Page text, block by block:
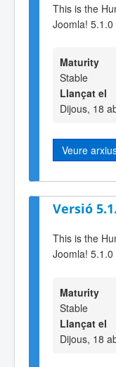
This is the
Joomla! 5.1.0
Maturity
Stable
Llançat el
Dijous, 18
Veure
Versió
This is the
Joomla! 5.1.0
Maturity
Stable
Llançat el
Dijous, 18